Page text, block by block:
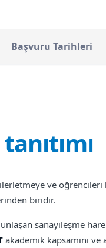
Başvuru Tarihleri
tanıtımı
ve
biridir.
sanayileşme
akademik kapsamını ve